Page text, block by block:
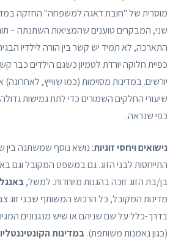
מוסרית של "חובת דאגה למשפחה" החזקה
שני, המבקרים טוענים שהמציאות השתנתה –
התארכה, לא תמיד יש קשר בין הורה לילדיו
כפיית חלוקה יורדת לטמיון כשגם הילדים כבר
יורשים. במדינות מסוימות (כמו שווייץ,
שיעורי החלקים השמורים כדי לתת גמישות גדולה
כפי שנראה.
נישואים ויחסי זוגיות: נושא נוסף שמשתנה בין
התייחסות לבני הזוג. גם במשפט המקובל וגם
בן/בת הזוג זוכה בהגנות מיוחדות. למשל,
מדינות המקובל, כל הרכוש המשותף שבני זוג
בדרך-כלל על שם שניהם או שיש מנגנונים
(כגון נאמנות משותפת).במדינות